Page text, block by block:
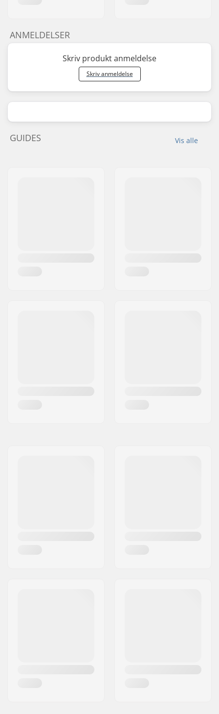
ANMELDELSER
Skriv produkt anmeldelse
Skriv anmeldelse
Vis alle
GUIDES